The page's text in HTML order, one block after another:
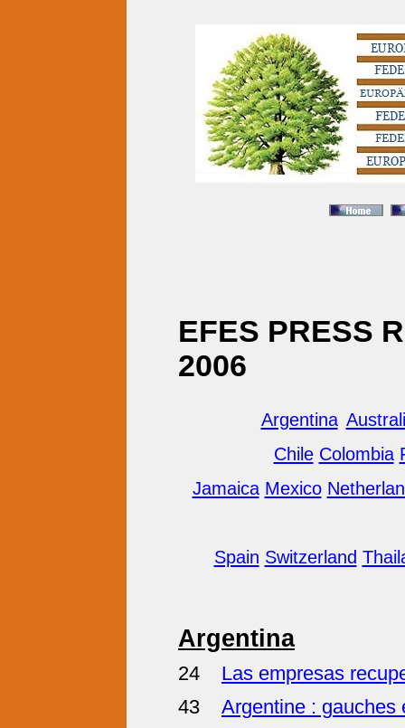
EFES PRESS
2006
Argentina
Chile Colombia
Jamaica Mexico
Spain Switzerland
Argentina
24
Las empresas
43
Argentine : gauches